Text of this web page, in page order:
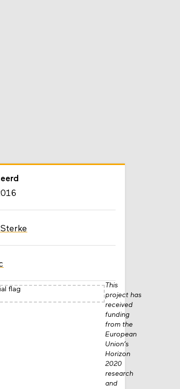
This
project has
received
funding
from the
European
Union’s
Horizon
2020
research
and